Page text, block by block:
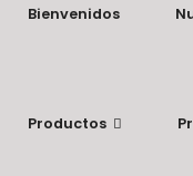
Bienvenidos
Productos